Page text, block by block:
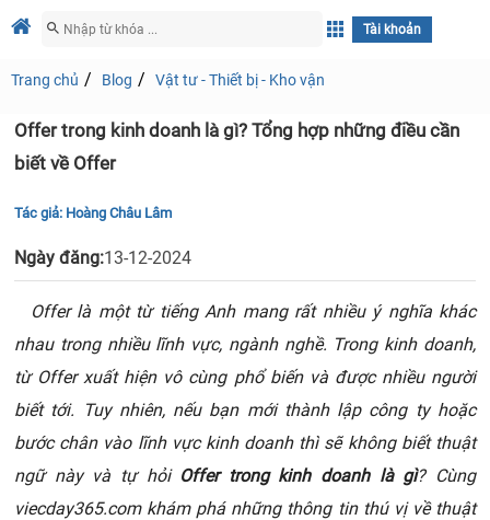
Tài khoản
Trang chủ Blog Vật tư - Thiết bị - Kho vận
Offer trong kinh doanh là gì? Tổng hợp những điều cần
biết về Offer
Tác giả: Hoàng Châu Lâm
Ngày đăng:13-12-2024
Offer là một từ tiếng Anh mang rất nhiều ý nghĩa khác
nhau trong nhiều lĩnh vực, ngành nghề. Trong kinh doanh,
từ Offer xuất hiện vô cùng phổ biến và được nhiều người
biết tới. Tuy nhiên, nếu bạn mới thành lập công ty hoặc
bước chân vào lĩnh vực kinh doanh thì sẽ không biết thuật
ngữ này và tự hỏi Offer trong kinh doanh là gì? Cùng
viecday365.com khám phá những thông tin thú vị về thuật